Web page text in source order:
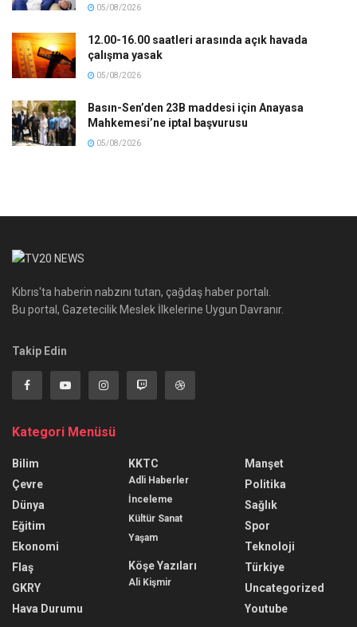
05/08/2026
12.00-16.00 saatleri arasında açık havada
çalışma yasak
05/08/2026
Basın-Sen’den 23B maddesi için Anayasa
Mahkemesi’ne iptal başvurusu
05/08/2026
Kıbrıs'ta haberin nabzını tutan, çağdaş haber portalı.
Bu portal, Gazetecilik Meslek İlkelerine Uygun Davranır.
Takip Edin
Kategori Menüsü
Bilim
Çevre
Dünya
Eğitim
Ekonomi
Flaş
GKRY
Hava Durumu
KKTC
Adli Haberler
İnceleme
Kültür Sanat
Yaşam
Köşe Yazıları
Ali Kişmir
Manşet
Politika
Sağlık
Spor
Teknoloji
Türkiye
Uncategorized
Youtube